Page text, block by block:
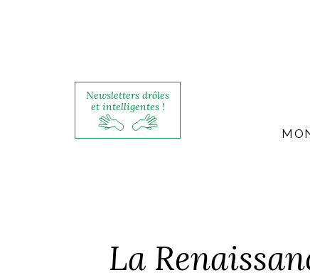
Newsletters drôles
et intelligentes !
La